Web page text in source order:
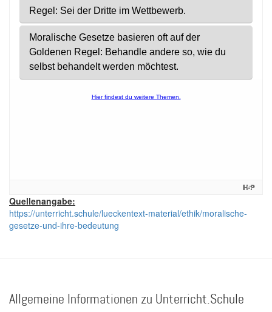
Quellenangabe:
https://unterricht.schule/lueckentext-material/ethik/moralische-
gesetze-und-ihre-bedeutung
Allgemeine Informationen zu Unterricht.Schule